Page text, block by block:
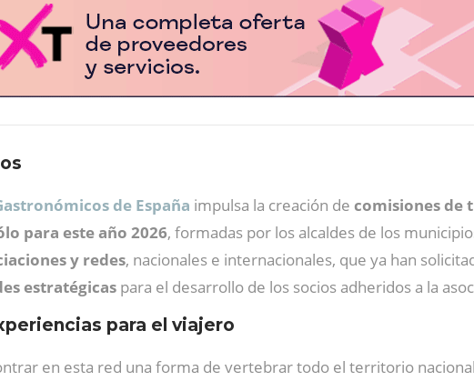
de España impulsa la creación de comisiones de
para este año 2026, formadas por los alcaldes de los
y redes, nacionales e internacionales, que ya han
estratégicas para el desarrollo de los socios adheridos a la
para el viajero
en esta red una forma de vertebrar todo el territorio